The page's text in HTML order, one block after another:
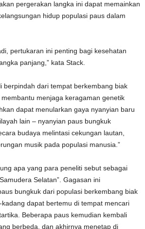
pergerakan langka ini dapat memainkan
hidup populasi paus dalam
pertukaran ini penting bagi kesehatan
panjang,” kata Stack.
berpindah dari tempat berkembang biak
menjaga keragaman genetik
dapat menularkan gaya nyanyian baru
lain – nyanyian paus bungkuk
budaya melintasi cekungan lautan,
musik pada populasi manusia.”
apa yang para peneliti sebut sebagai
Selatan”. Gagasan ini
bungkuk dari populasi berkembang biak
dapat bertemu di tempat mencari
Beberapa paus kemudian kembali
berbeda, dan akhirnya menetap di